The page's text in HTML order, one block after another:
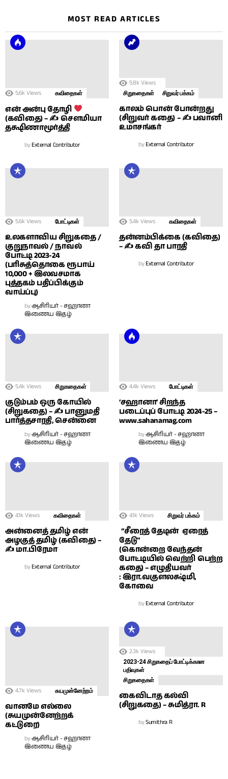
MOST READ ARTICLES
5.6k Views கவிதைகள்
என் அன்பு தோழி
(கவிதை) – ✍ சௌமியா
தக்ஷிணாமூர்த்தி
byExternal Contributor
5.8k Views
சிறுகதைகள் சிறுவர் பக்கம்
காலம் பொன் போன்றது
(சிறுவர் கதை) – ✍ பவானி
உமாசங்கர்
byExternal Contributor
5.6k Views போட்டிகள்
உலகளாவிய சிறுகதை /
குறுநாவல் / நாவல்
போட்டி 2023-24
(பரிசுத்தொகை ரூபாய்
10,000 + இலவசமாக
புத்தகம் பதிப்பிக்கும்
வாய்ப்பு)
byஆசிரியர் - சஹானா
இணைய இதழ்
5.4k Views கவிதைகள்
தன்னம்பிக்கை (கவிதை)
– ✍ கவி தா பாரதி
byExternal Contributor
5.4k Views சிறுகதைகள்
குடும்பம் ஒரு கோயில்
(சிறுகதை) – ✍ பானுமதி
பார்த்தசாரதி, சென்னை
byஆசிரியர் - சஹானா
இணைய இதழ்
4.4k Views போட்டிகள்
‘சஹானா’ சிறந்த
படைப்புப் போட்டி 2024-25 –
www.sahanamag.com
byஆசிரியர் - சஹானா
இணைய இதழ்
4.1k Views கவிதைகள்
அன்னைத் தமிழ் என்
அழகுத் தமிழ் (கவிதை) –
✍ மா.பிரேமா
byExternal Contributor
4.1k Views சிறுவர் பக்கம்
“சீரைத் தேடின் ஏரைத்
தேடு”
(கொன்றை வேந்தன்
போட்டியில் வெற்றி பெற்ற
கதை) – எழுதியவர்
: இரா.வகுளலக்ஷ்மி,
கோவை
byExternal Contributor
4.7k Views சுயமுன்னேற்றம்
வானமே எல்லை
(சுயமுன்னேற்றக்
கட்டுரை)
byஆசிரியர் - சஹானா
இணைய இதழ்
2.3k Views
2023-24 சிறுகதைப் போட்டிக்கான
பதிவுகள்
சிறுகதைகள்
கைவிடாத கல்வி
(சிறுகதை) – சுமித்ரா. R
bySumithra R